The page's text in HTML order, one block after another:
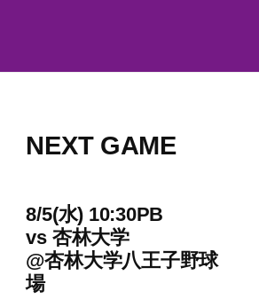
NEXT GAME
8/5(水) 10:30PB
vs杏林大学
@杏林大学八王子野球
場